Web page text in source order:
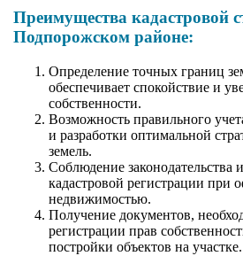
Преимущества кадастровой
Подпорожском районе:
Определение точных границ
обеспечивает спокойствие и
собственности.
Возможность правильного
и разработки оптимальной
земель.
Соблюдение законодательства
кадастровой регистрации при
недвижимостью.
Получение документов,
регистрации прав
постройки объектов на участке.